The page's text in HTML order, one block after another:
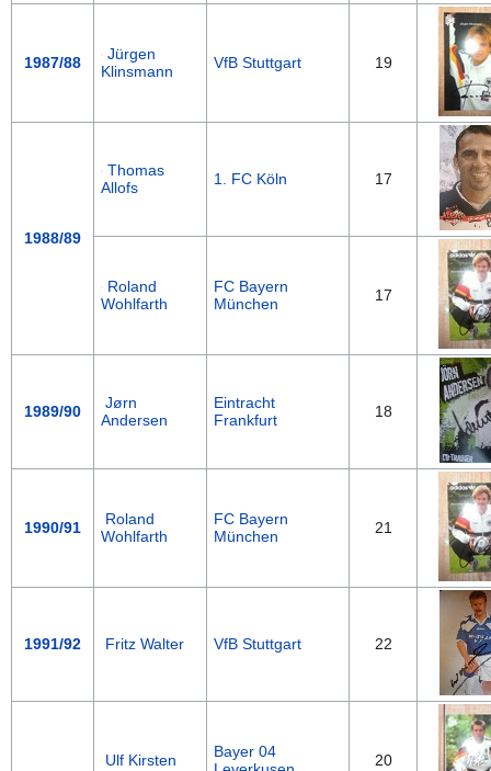
1987/88
Jürgen
Klinsmann
VfB Stuttgart 19
1988/89
Thomas
Allofs
1. FC Köln 17
Roland
Wohlfarth
FC Bayern
München
17
1989/90
Jørn
Andersen
Eintracht
Frankfurt
18
1990/91
Roland
Wohlfarth
FC Bayern
München
21
1991/92 Fritz Walter VfB Stuttgart 22
Ulf Kirsten
Bayer 04
20